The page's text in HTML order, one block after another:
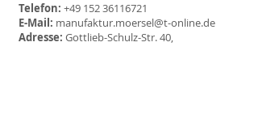
Telefon: +49 152 36116721
E-Mail: manufaktur.moersel@t-online.de
Adresse: Gottlieb-Schulz-Str. 40,